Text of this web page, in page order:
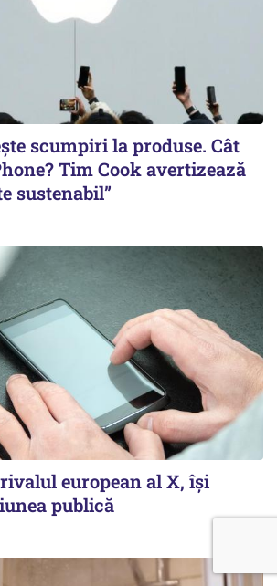
scumpiri la produse. Cât
Tim Cook avertizează
sustenabil”
european al X, își
publică